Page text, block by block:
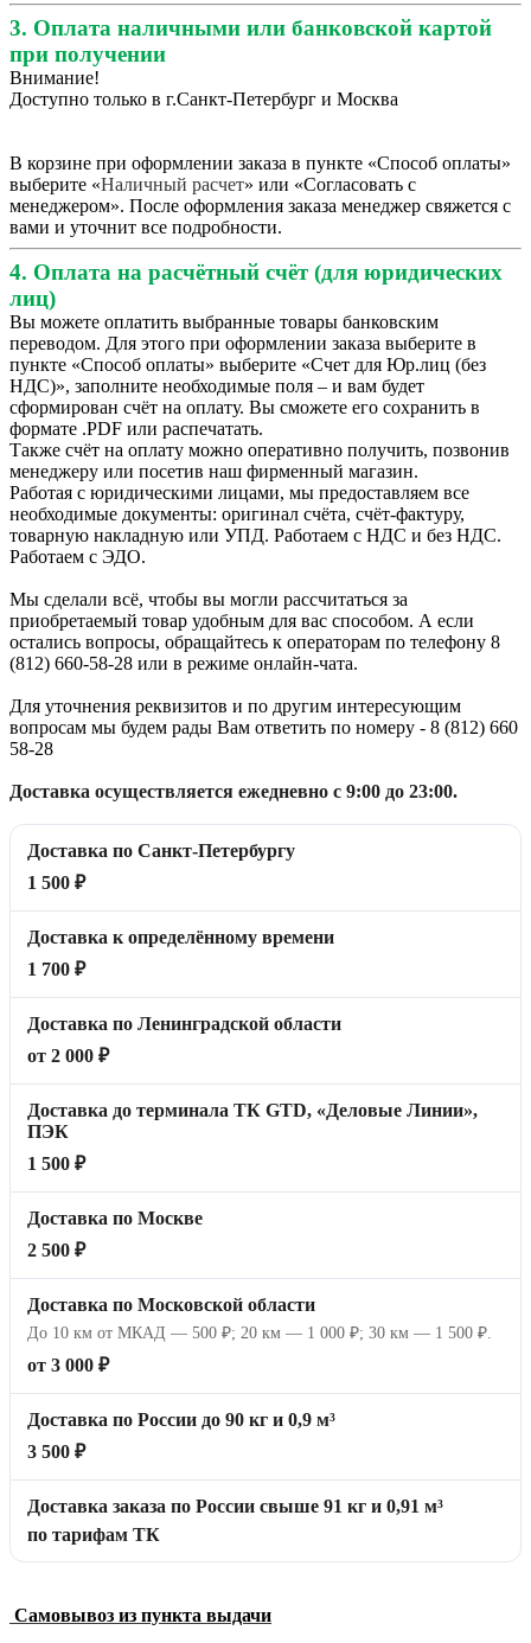
3. Оплата наличными или банковской картой
при получении
Внимание!
Доступно только в г.Санкт-Петербург и Москва
В корзине при оформлении заказа в пункте «Способ оплаты»
выберите «Наличный расчет» или «Согласовать с
менеджером». После оформления заказа менеджер свяжется с
вами и уточнит все подробности.
4. Оплата на расчётный счёт (для юридических
лиц)
Вы можете оплатить выбранные товары банковским
переводом. Для этого при оформлении заказа выберите в
пункте «Способ оплаты» выберите «Счет для Юр.лиц (без
НДС)», заполните необходимые поля – и вам будет
сформирован счёт на оплату. Вы сможете его сохранить в
формате .PDF или распечатать.
Также счёт на оплату можно оперативно получить, позвонив
менеджеру или посетив наш фирменный магазин.
Работая с юридическими лицами, мы предоставляем все
необходимые документы: оригинал счёта, счёт-фактуру,
товарную накладную или УПД. Работаем с НДС и без НДС.
Работаем с ЭДО.
Мы сделали всё, чтобы вы могли рассчитаться за
приобретаемый товар удобным для вас способом. А если
остались вопросы, обращайтесь к операторам по телефону 8
(812) 660-58-28 или в режиме онлайн-чата.
Для уточнения реквизитов и по другим интересующим
вопросам мы будем рады Вам ответить по номеру - 8 (812) 660
58-28
Доставка осуществляется ежедневно с 9:00 до 23:00.
Доставка по Санкт-Петербургу
1 500 ₽
Доставка к определённому времени
1 700 ₽
Доставка по Ленинградской области
от 2 000 ₽
Доставка до терминала ТК GTD, «Деловые Линии»,
ПЭК
1 500 ₽
Доставка по Москве
2 500 ₽
Доставка по Московской области
До 10 км от МКАД — 500 ₽; 20 км — 1 000 ₽; 30 км — 1 500 ₽.
от 3 000 ₽
Доставка по России до 90 кг и 0,9 м³
3 500 ₽
Доставка заказа по России свыше 91 кг и 0,91 м³
по тарифам ТК
Самовывоз из пункта выдачи